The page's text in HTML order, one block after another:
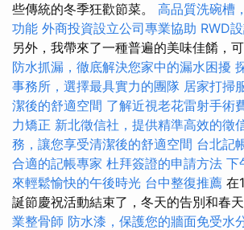
些傳統的冬季狂歡節菜。 高品質洗碗槽
功能 外商投資設立公司專業協助 RWD
另外，我帶來了一種普遍的美味佳餚，可
防水抓漏，徹底解決您家中的漏水困擾
事務所，選擇最具實力的團隊 居家打掃
潔後的舒適空間 了解近視老花雷射手術
力矯正 新北徵信社，提供精準高效的徵
務，讓您享受清潔後的舒適空間 台北記
合適的記帳專家 杜拜簽證的申請方法 下
來輕鬆愉快的午後時光 台中整復推薦 在
誕節慶祝活動結束了，冬天的告別和春
業整骨師 防水漆，保護您的牆面免受水